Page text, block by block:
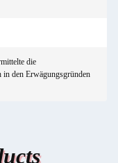
die
in den Erwägungsgründen